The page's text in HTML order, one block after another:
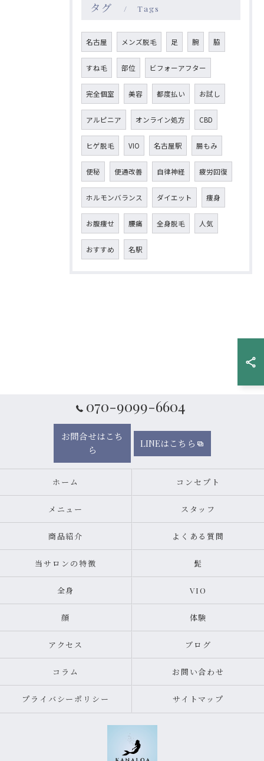
タグ Tags
名古屋 メンズ脱毛 足 腕 脇
すね毛 部位 ビフォーアフター
完全個室 美容 都度払い お試し
アルピニア オンライン処方 CBD
ヒゲ脱毛 VIO 名古屋駅 腸もみ
便秘 便通改善 自律神経 疲労回復
ホルモンバランス ダイエット 痩身
お腹痩せ 腰痛 全身脱毛 人気
おすすめ 名駅
070-9099-6604
お問合せはこち
ら
LINEはこちら
ホーム コンセプト
メニュー スタッフ
商品紹介 よくある質問
当サロンの特徴 髭
全身 VIO
顔 体験
アクセス ブログ
コラム お問い合わせ
プライバシーポリシー サイトマップ